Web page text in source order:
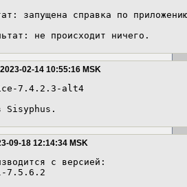
запущена справка по
не происходит ничего.
2023-02-14 10:55:16 MSK
7.4.2.3-alt4
Sisyphus.
09-18 12:14:34 MSK
с версией:
7.5.6.2